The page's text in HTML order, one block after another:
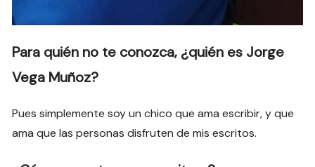
Para quién no te conozca, ¿quién es Jorge
Vega Muñoz?
Pues simplemente soy un chico que ama escribir, y que
ama que las personas disfruten de mis escritos.